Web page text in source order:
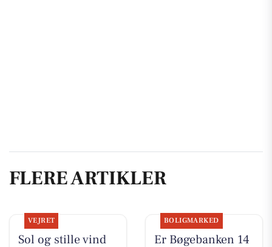
FLERE ARTIKLER
VEJRET
Sol og stille vind
BOLIGMARKED
Er Bøgebanken 14